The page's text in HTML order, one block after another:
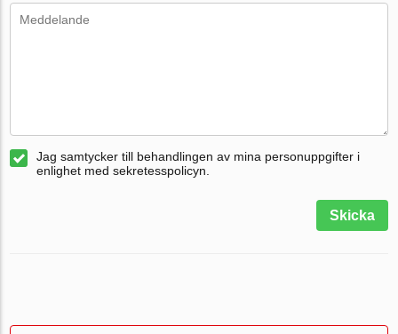
Jag samtycker till behandlingen av mina personuppgifter i
enlighet med sekretesspolicyn.
Skicka